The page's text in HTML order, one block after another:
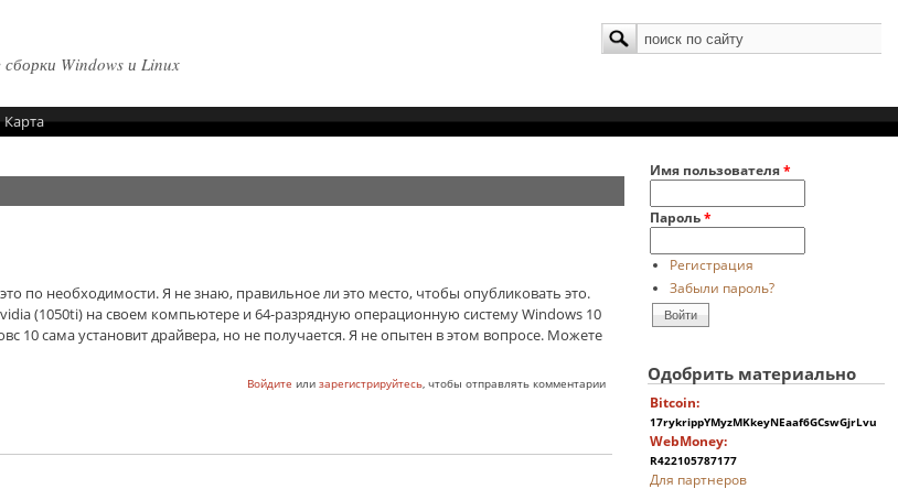
Windows и Linux
Форма поиска
Поиск
Карта
по необходимости. Я не знаю, правильное ли это место, чтобы опубликовать это.
(1050ti) на своем компьютере и 64-разрядную операционную систему Windows 10
10 сама установит драйвера, но не получается. Я не опытен в этом вопросе. Можете
Войдите или зарегистрируйтесь, чтобы отправлять комментарии
Имя пользователя*
Пароль*
Регистрация
Забыли пароль?
Одобрить материально
Bitcoin:
17rykrippYMyzMKkeyNEaaf6GCswGjrLvu
WebMoney:
R422105787177
Для партнеров